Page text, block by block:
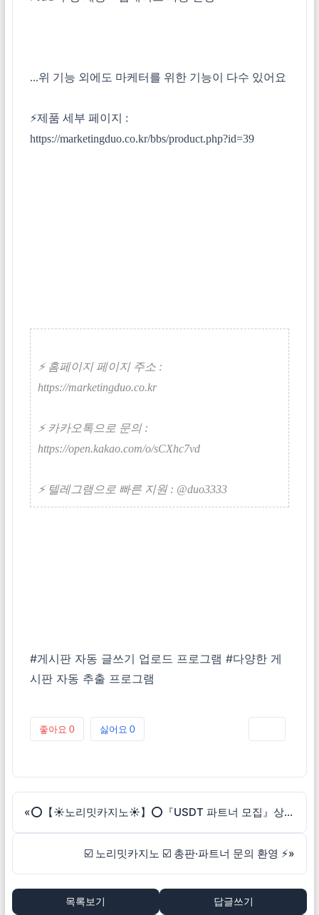
...위 기능 외에도 마케터를 위한 기능이 다수 있어요
⚡제품 세부 페이지 :
https://marketingduo.co.kr/bbs/product.php?id=39
⚡ 홈페이지 페이지 주소 :
https://marketingduo.co.kr
⚡ 카카오톡으로 문의 :
https://open.kakao.com/o/sCXhc7vd
⚡ 텔레그램으로 빠른 지원 : @duo3333
#게시판 자동 글쓰기 업로드 프로그램 #다양한 게
시판 자동 추출 프로그램
좋아요 0 싫어요 0
« ⭕【☀️노리밋카지노☀️】⭕『USDT 파트너 모집』상담중
☑️ 노리밋카지노 ☑️ 총판·파트너 문의 환영 ⚡»
목록보기 답글쓰기